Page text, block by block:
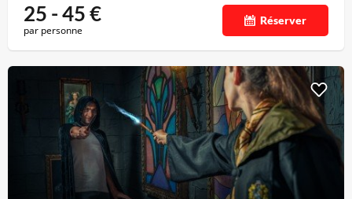
25 - 45€
par personne
Réserver